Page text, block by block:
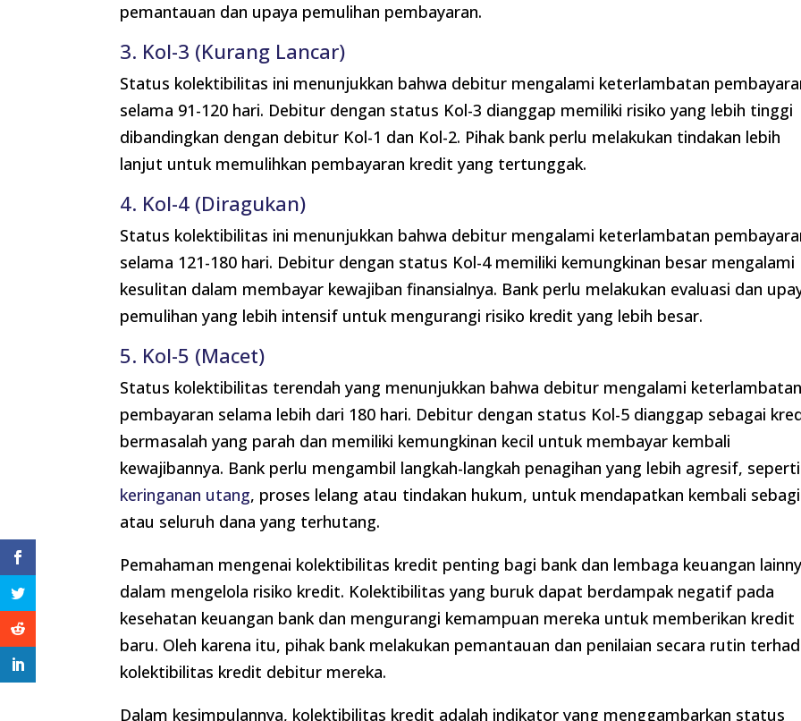
pemantauan dan upaya pemulihan pembayaran.
3. Kol-3 (Kurang Lancar)
Status kolektibilitas ini menunjukkan bahwa debitur mengalami keterlambatan
selama 91-120 hari. Debitur dengan status Kol-3 dianggap memiliki risiko yang lebih tinggi
dibandingkan dengan debitur Kol-1 dan Kol-2. Pihak bank perlu melakukan tindakan lebih
lanjut untuk memulihkan pembayaran kredit yang tertunggak.
4. Kol-4 (Diragukan)
Status kolektibilitas ini menunjukkan bahwa debitur mengalami keterlambatan
selama 121-180 hari. Debitur dengan status Kol-4 memiliki kemungkinan besar mengalami
kesulitan dalam membayar kewajiban finansialnya. Bank perlu melakukan evaluasi dan
pemulihan yang lebih intensif untuk mengurangi risiko kredit yang lebih besar.
5. Kol-5 (Macet)
Status kolektibilitas terendah yang menunjukkan bahwa debitur mengalami keterlambatan
pembayaran selama lebih dari 180 hari. Debitur dengan status Kol-5 dianggap sebagai
bermasalah yang parah dan memiliki kemungkinan kecil untuk membayar kembali
kewajibannya. Bank perlu mengambil langkah-langkah penagihan yang lebih agresif, seperti
keringanan utang, proses lelang atau tindakan hukum, untuk mendapatkan kembali
atau seluruh dana yang terhutang.
Pemahaman mengenai kolektibilitas kredit penting bagi bank dan lembaga keuangan
dalam mengelola risiko kredit. Kolektibilitas yang buruk dapat berdampak negatif pada
kesehatan keuangan bank dan mengurangi kemampuan mereka untuk memberikan kredit
baru. Oleh karena itu, pihak bank melakukan pemantauan dan penilaian secara rutin
kolektibilitas kredit debitur mereka.
Dalam kesimpulannya, kolektibilitas kredit adalah indikator yang menggambarkan status